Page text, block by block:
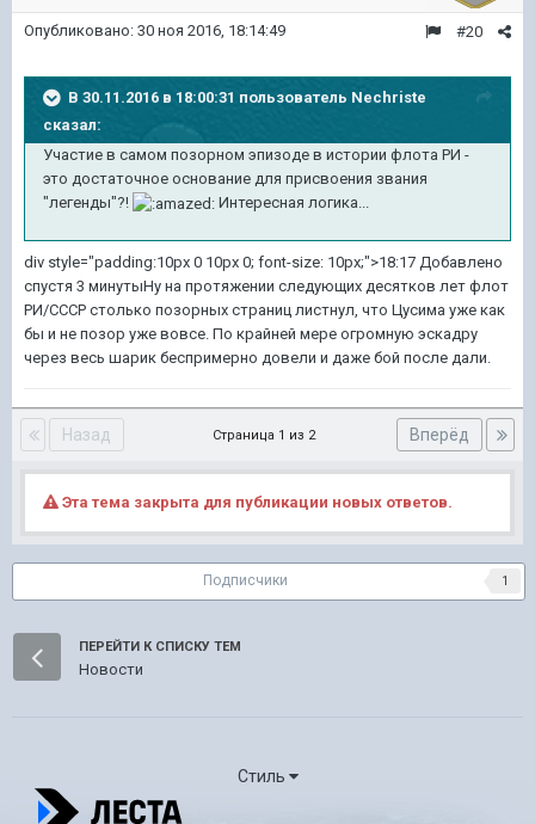
#20
Опубликовано: 30 ноя 2016, 18:14:49
В 30.11.2016 в 18:00:31 пользователь Nechriste
сказал:
Участие в самом позорном эпизоде в истории флота РИ -
это достаточное основание для присвоения звания
"легенды"?!
Интересная логика...
div style="padding:10px 0 10px 0; font-size: 10px;">18:17 Добавлено
спустя 3 минутыНу на протяжении следующих десятков лет флот
РИ/СССР столько позорных страниц листнул, что Цусима уже как
бы и не позор уже вовсе. По крайней мере огромную эскадру
через весь шарик беспримерно довели и даже бой после дали.
Назад Вперёд
Страница 1 из 2
Эта тема закрыта для публикации новых ответов.
Подписчики 1
ПЕРЕЙТИ К СПИСКУ ТЕМ
Новости
Стиль